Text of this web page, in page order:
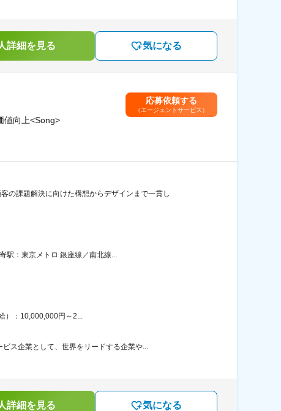
詳細を見る 気になる
値向上<Song>
応募依頼する
（エージェントサービス）
の課題解決に向けた構想からデザインまで一貫し
：東京メトロ 銀座線／南北線...
：10,000,000円～2...
ス企業として、世界をリードする企業や...
詳細を見る 気になる